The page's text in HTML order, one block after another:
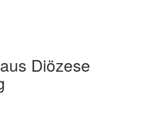
Diözese